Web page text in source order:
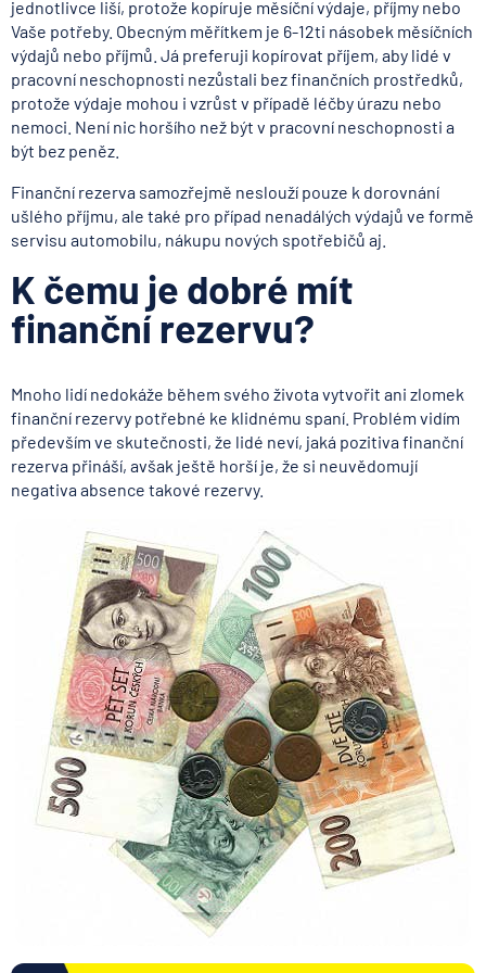
jednotlivce liší, protože kopíruje měsíční výdaje, příjmy nebo
Vaše potřeby. Obecným měřítkem je 6-12ti násobek měsíčních
výdajů nebo příjmů. Já preferuji kopírovat příjem, aby lidé v
pracovní neschopnosti nezůstali bez finančních prostředků,
protože výdaje mohou i vzrůst v případě léčby úrazu nebo
nemoci. Není nic horšího než být v pracovní neschopnosti a
být bez peněz.
Finanční rezerva samozřejmě neslouží pouze k dorovnání
ušlého příjmu, ale také pro případ nenadálých výdajů ve formě
servisu automobilu, nákupu nových spotřebičů aj.
K čemu je dobré mít
finanční rezervu?
Mnoho lidí nedokáže během svého života vytvořit ani zlomek
finanční rezervy potřebné ke klidnému spaní. Problém vidím
především ve skutečnosti, že lidé neví, jaká pozitiva finanční
rezerva přináší, avšak ještě horší je, že si neuvědomují
negativa absence takové rezervy.